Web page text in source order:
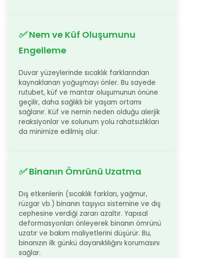
✅ Nem ve Küf Oluşumunu
Engelleme
Duvar yüzeylerinde sıcaklık farklarından
kaynaklanan yoğuşmayı önler. Bu sayede
rutubet, küf ve mantar oluşumunun önüne
geçilir, daha sağlıklı bir yaşam ortamı
sağlanır. Küf ve nemin neden olduğu alerjik
reaksiyonlar ve solunum yolu rahatsızlıkları
da minimize edilmiş olur.
✅ Binanın Ömrünü Uzatma
Dış etkenlerin (sıcaklık farkları, yağmur,
rüzgar vb.) binanın taşıyıcı sistemine ve dış
cephesine verdiği zararı azaltır. Yapısal
deformasyonları önleyerek binanın ömrünü
uzatır ve bakım maliyetlerini düşürür. Bu,
binanızın ilk günkü dayanıklılığını korumasını
sağlar.